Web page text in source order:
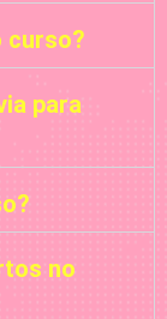
curso?
para
no